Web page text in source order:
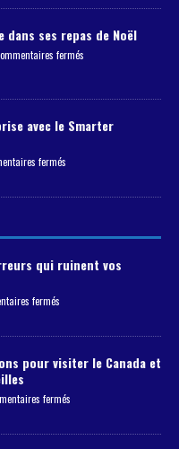
ses repas de Noël
fermés
avec le Smarter
fermés
qui ruinent vos
fermés
pour visiter le Canada et
fermés